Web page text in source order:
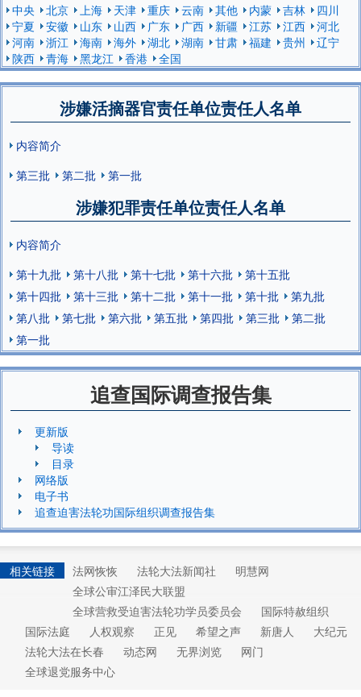
中央 北京 上海 天津 重庆 云南 其他 内蒙 吉林
四川
宁夏
安徽 山东 山西 广东 广西 新疆 江苏 江西
河北
河南
浙江 海南 海外 湖北 湖南 甘肃 福建 贵州
辽宁
陕西
青海 黑龙江 香港 全国
涉嫌活摘器官责任单位责任人名单
内容简介
第三批
第二批 第一批
涉嫌犯罪责任单位责任人名单
内容简介
第十九批
第十八批 第十七批 第十六批
第十五批
第十四批
第十三批 第十二批 第十一批 第十批
第九批
第八批
第七批 第六批 第五批 第四批 第三批
第二批
第一批
追查国际调查报告集
更新版
导读
目录
网络版
电子书
追查迫害法轮功国际组织调查报告集
相关链接 法网恢恢 法轮大法新闻社
明慧网
全球公审江泽民大联盟
全球营救受迫害法轮功学员委员会
国际特赦组织
国际法庭
人权观察 正见 希望之声 新唐人
大纪元
法轮大法在长春
动态网 无界浏览
网门
全球退党服务中心